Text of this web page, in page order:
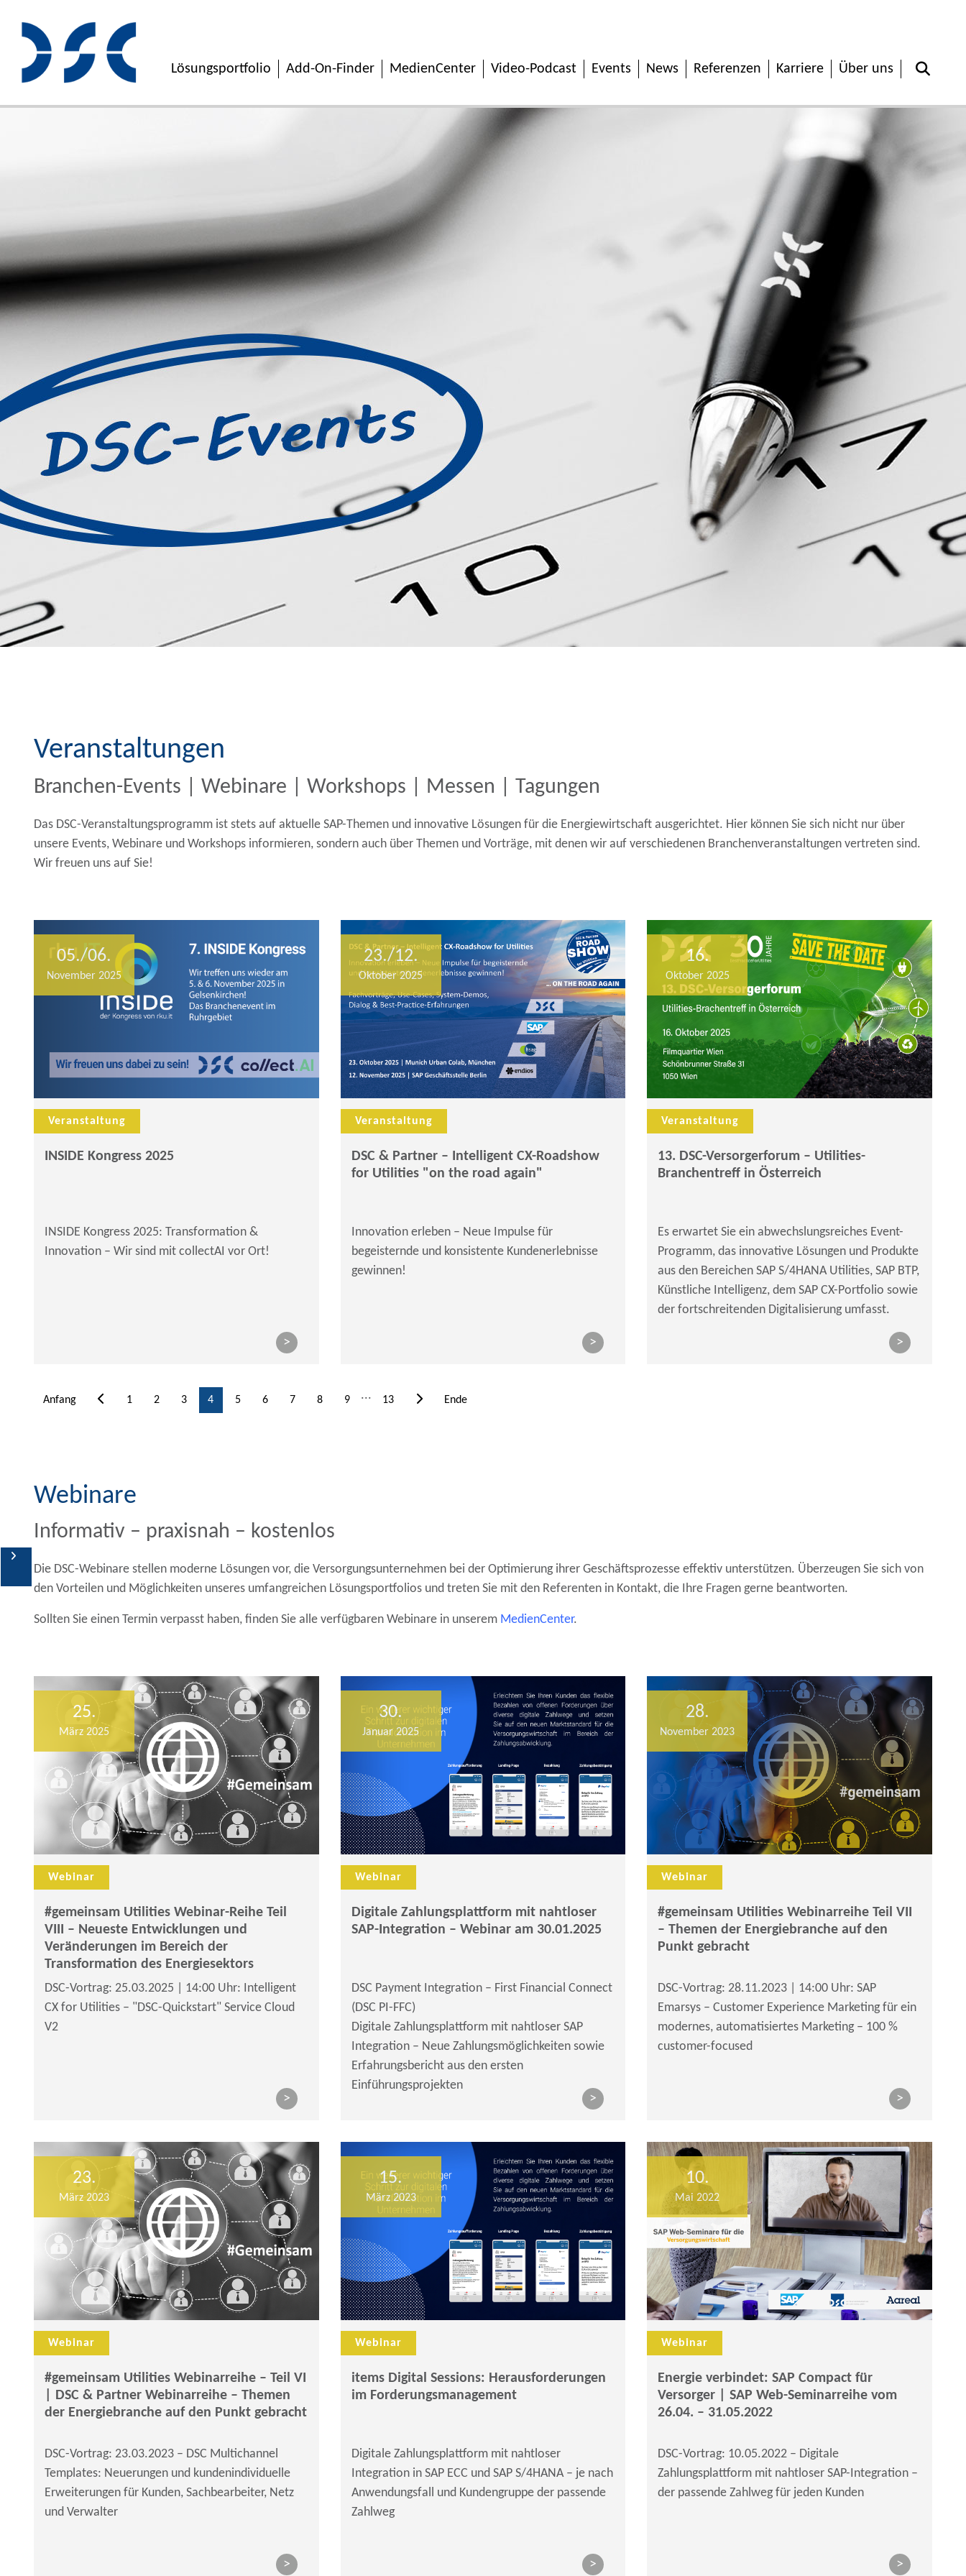
Lösungsportfolio Add-On-Finder MedienCenter Video-Podcast Events News Referenzen Karriere Über uns
Veranstaltungen
Branchen-Events | Webinare | Workshops | Messen | Tagungen
Das DSC-Veranstaltungsprogramm ist stets auf aktuelle SAP-Themen und innovative Lösungen für die Energiewirtschaft ausgerichtet. Hier können Sie sich nicht nur über
unsere Events, Webinare und Workshops informieren, sondern auch über Themen und Vorträge, mit denen wir auf verschiedenen Branchenveranstaltungen vertreten sind.
Wir freuen uns auf Sie!
05./06.
November 2025
Veranstaltung
INSIDE Kongress 2025
INSIDE Kongress 2025: Transformation &
Innovation – Wir sind mit collectAI vor Ort!
>
23./12.
Oktober 2025
Veranstaltung
DSC & Partner – Intelligent CX-Roadshow
for Utilities "on the road again"
Innovation erleben – Neue Impulse für
begeisternde und konsistente Kundenerlebnisse
gewinnen!
>
16.
Oktober 2025
Veranstaltung
13. DSC-Versorgerforum – Utilities-
Branchentreff in Österreich
Es erwartet Sie ein abwechslungsreiches Event-
Programm, das innovative Lösungen und Produkte
aus den Bereichen SAP S/4HANA Utilities, SAP BTP,
Künstliche Intelligenz, dem SAP CX-Portfolio sowie
der fortschreitenden Digitalisierung umfasst.
>
Anfang 1 2 3 4 5 6 7 8 9 ... 13 Ende
Webinare
Informativ – praxisnah – kostenlos
Die DSC-Webinare stellen moderne Lösungen vor, die Versorgungsunternehmen bei der Optimierung ihrer Geschäftsprozesse effektiv unterstützen. Überzeugen Sie sich von
den Vorteilen und Möglichkeiten unseres umfangreichen Lösungsportfolios und treten Sie mit den Referenten in Kontakt, die Ihre Fragen gerne beantworten.
Sollten Sie einen Termin verpasst haben, finden Sie alle verfügbaren Webinare in unserem MedienCenter.
25.
März 2025
Webinar
#gemeinsam Utilities Webinar-Reihe Teil
VIII – Neueste Entwicklungen und
Veränderungen im Bereich der
Transformation des Energiesektors
DSC-Vortrag: 25.03.2025 | 14:00 Uhr: Intelligent
CX for Utilities – "DSC-Quickstart" Service Cloud
V2
>
30.
Januar 2025
Webinar
Digitale Zahlungsplattform mit nahtloser
SAP-Integration – Webinar am 30.01.2025
DSC Payment Integration – First Financial Connect
(DSC PI-FFC)
Digitale Zahlungsplattform mit nahtloser SAP
Integration – Neue Zahlungsmöglichkeiten sowie
Erfahrungsbericht aus den ersten
Einführungsprojekten
>
28.
November 2023
Webinar
#gemeinsam Utilities Webinarreihe Teil VII
– Themen der Energiebranche auf den
Punkt gebracht
DSC-Vortrag: 28.11.2023 | 14:00 Uhr: SAP
Emarsys – Customer Experience Marketing für ein
modernes, automatisiertes Marketing – 100 %
customer-focused
>
23.
März 2023
Webinar
#gemeinsam Utilities Webinarreihe – Teil VI
| DSC & Partner Webinarreihe – Themen
der Energiebranche auf den Punkt gebracht
DSC-Vortrag: 23.03.2023 – DSC Multichannel
Templates: Neuerungen und kundenindividuelle
Erweiterungen für Kunden, Sachbearbeiter, Netz
und Verwalter
>
15.
März 2023
Webinar
items Digital Sessions: Herausforderungen
im Forderungsmanagement
Digitale Zahlungsplattform mit nahtloser
Integration in SAP ECC und SAP S/4HANA – je nach
Anwendungsfall und Kundengruppe der passende
Zahlweg
>
10.
Mai 2022
Webinar
Energie verbindet: SAP Compact für
Versorger | SAP Web-Seminarreihe vom
26.04. – 31.05.2022
DSC-Vortrag: 10.05.2022 – Digitale
Zahlungsplattform mit nahtloser SAP-Integration –
der passende Zahlweg für jeden Kunden
>
Events